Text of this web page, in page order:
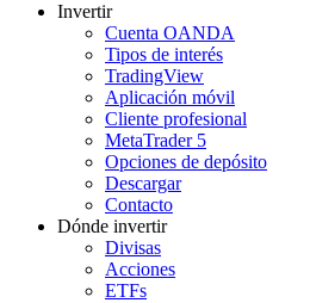
Invertir
Cuenta OANDA
Tipos de interés
TradingView
Aplicación móvil
Cliente profesional
MetaTrader 5
Opciones de depósito
Descargar
Contacto
Dónde invertir
Divisas
Acciones
ETFs